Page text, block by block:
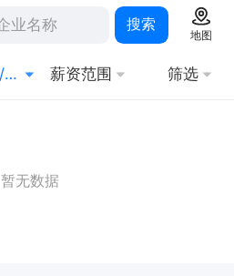
搜索
地图
证券经理/总监 薪资范围 筛选
暂无数据